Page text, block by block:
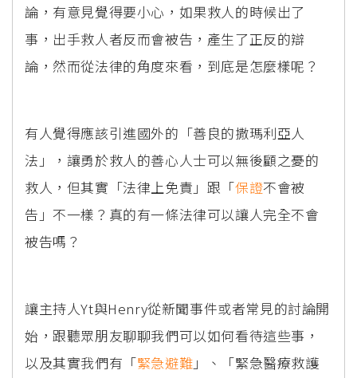
論，有意見覺得要小心，如果救人的時候出了
事，出手救人者反而會被告，產生了正反的辯
論，然而從法律的角度來看，到底是怎麼樣呢？
有人覺得應該引進國外的「善良的撒瑪利亞人
法」，讓勇於救人的善心人士可以無後顧之憂的
救人，但其實「法律上免責」跟「保證不會被
告」不一樣？真的有一條法律可以讓人完全不會
被告嗎？
讓主持人Yt與Henry從新聞事件或者常見的討論開
始，跟聽眾朋友聊聊我們可以如何看待這些事，
以及其實我們有「緊急避難 」、「緊急醫療救護